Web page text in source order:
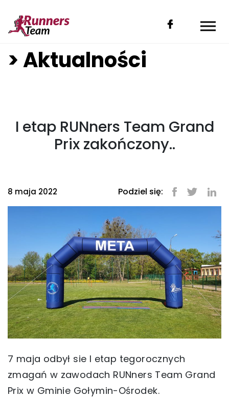
> Aktualności
I etap RUNners Team Grand
Prix zakończony..
8 maja 2022 Podziel się:
7 maja odbył sie I etap tegorocznych
zmagań w zawodach RUNners Team Grand
Prix w Gminie Gołymin-Ośrodek.